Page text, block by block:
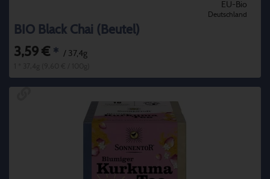
EU-Bio
Deutschland
BIO Black Chai (Beutel)
3,59 € * / 37,4g